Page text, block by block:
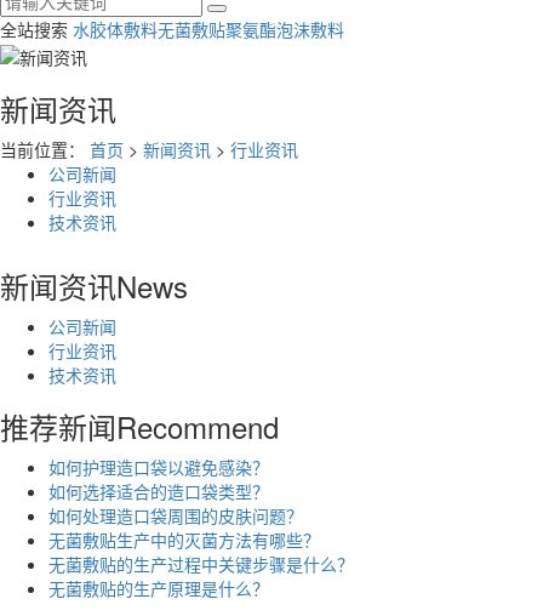
全站搜索 水胶体敷料无菌敷贴聚氨酯泡沫敷料
新闻资讯
当前位置： 首页 > 新闻资讯 > 行业资讯
公司新闻
行业资讯
技术资讯
新闻资讯News
公司新闻
行业资讯
技术资讯
推荐新闻Recommend
如何护理造口袋以避免感染？
如何选择适合的造口袋类型？
如何处理造口袋周围的皮肤问题？
无菌敷贴生产中的灭菌方法有哪些？
无菌敷贴的生产过程中关键步骤是什么？
无菌敷贴的生产原理是什么？